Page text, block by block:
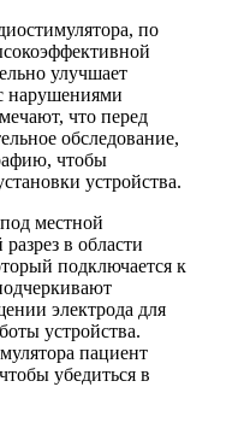
по
улучшает
нарушениями
что перед
обследование,
чтобы
устройства.
местной
в области
подключается к
электрода для
устройства.
пациент
убедиться в